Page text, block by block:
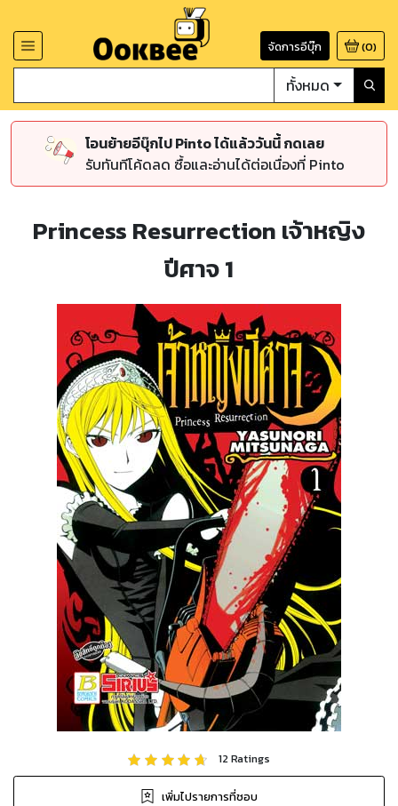
จัดการอีบุ๊ก (0)
ทั้งหมด
โอนย้ายอีบุ๊กไป Pinto ได้แล้ววันนี้ กดเลย
รับทันทีโค้ดลด ซื้อและอ่านได้ต่อเนื่องที่ Pinto
Princess Resurrection เจ้าหญิง
ปีศาจ 1
12Ratings
เพิ่มไปรายการที่ชอบ